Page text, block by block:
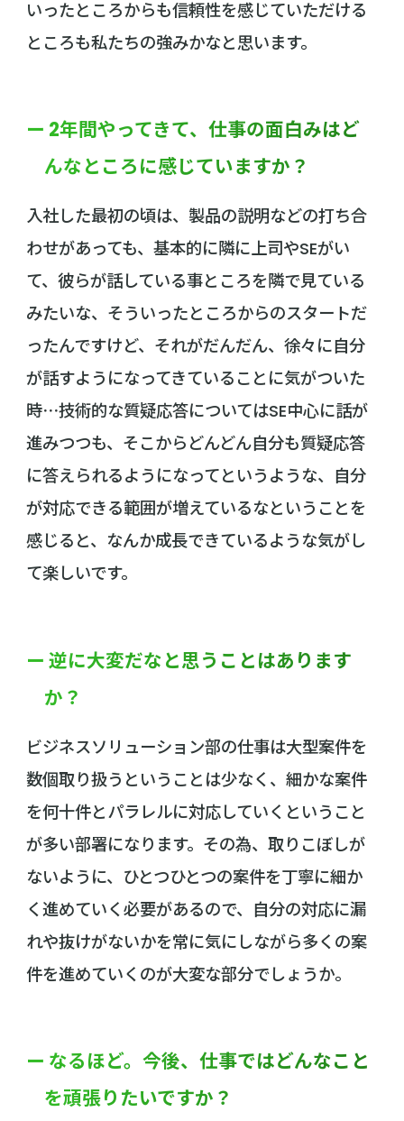
いったところからも信頼性を感じていただける
ところも私たちの強みかなと思います。
ー 2年間やってきて、仕事の面白みはど
んなところに感じていますか？
入社した最初の頃は、製品の説明などの打ち合
わせがあっても、基本的に隣に上司やSEがい
て、彼らが話している事ところを隣で見ている
みたいな、そういったところからのスタートだ
ったんですけど、それがだんだん、徐々に自分
が話すようになってきていることに気がついた
時⋯技術的な質疑応答についてはSE中心に話が
進みつつも、そこからどんどん自分も質疑応答
に答えられるようになってというような、自分
が対応できる範囲が増えているなということを
感じると、なんか成長できているような気がし
て楽しいです。
ー 逆に大変だなと思うことはあります
か？
ビジネスソリューション部の仕事は大型案件を
数個取り扱うということは少なく、細かな案件
を何十件とパラレルに対応していくということ
が多い部署になります。その為、取りこぼしが
ないように、ひとつひとつの案件を丁寧に細か
く進めていく必要があるので、自分の対応に漏
れや抜けがないかを常に気にしながら多くの案
件を進めていくのが大変な部分でしょうか。
ー なるほど。今後、仕事ではどんなこと
を頑張りたいですか？